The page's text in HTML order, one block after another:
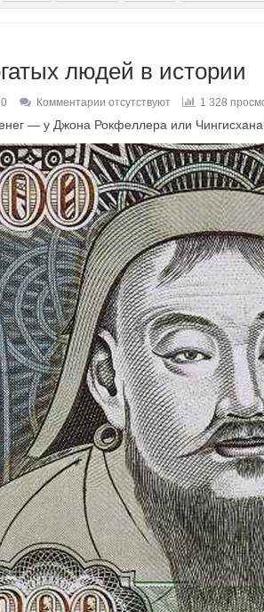
людей в истории
0 Комментарии отсутствуют 1 328
— у Джона Рокфеллера или